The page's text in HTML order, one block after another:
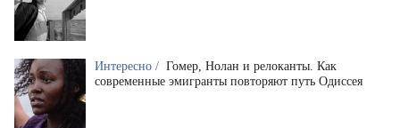
Интересно / Гомер, Нолан и релоканты. Как
современные эмигранты повторяют путь Одиссея